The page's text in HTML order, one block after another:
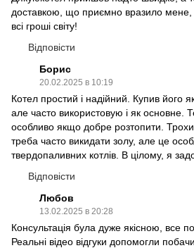
доставкою, що приємно вразило мене,
всі гроші світу!
Відповісти
Борис
20.02.2025 в 10:19
Котел простий і надійний. Купив його
але часто використовую і як основне.
особливо якщо добре розтопити.
треба часто викидати золу, але це
твердопаливних котлів. В цілому, я
Відповісти
Любов
13.02.2025 в 20:28
Консультація була дуже якісною, все
Реальні відео відгуки допомогли